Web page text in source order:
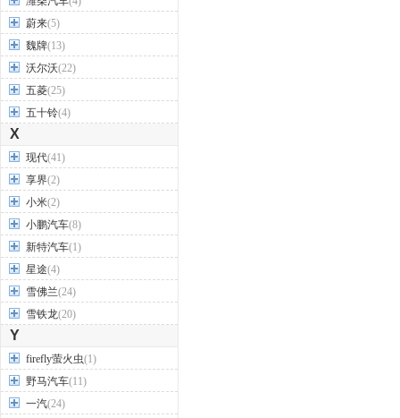
蔚来(5)
魏牌(13)
沃尔沃(22)
五菱(25)
五十铃(4)
X
现代(41)
享界(2)
小米(2)
小鹏汽车(8)
新特汽车(1)
星途(4)
雪佛兰(24)
雪铁龙(20)
Y
firefly萤火虫(1)
野马汽车(11)
一汽(24)